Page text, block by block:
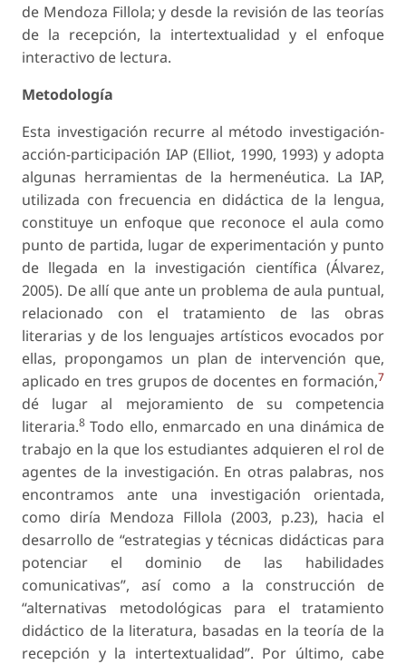
de Mendoza Fillola; y desde la revisión de las teorías
de la recepción, la intertextualidad y el enfoque
interactivo de lectura.
Metodología
Esta investigación recurre al método investigación-
acción-participación IAP (Elliot, 1990, 1993) y adopta
algunas herramientas de la hermenéutica. La IAP,
utilizada con frecuencia en didáctica de la lengua,
constituye un enfoque que reconoce el aula como
punto de partida, lugar de experimentación y punto
de llegada en la investigación científica (Álvarez,
2005). De allí que ante un problema de aula puntual,
relacionado con el tratamiento de las obras
literarias y de los lenguajes artísticos evocados por
ellas, propongamos un plan de intervención que,
aplicado en tres grupos de docentes en formación,7
dé lugar al mejoramiento de su competencia
literaria.8 Todo ello, enmarcado en una dinámica de
trabajo en la que los estudiantes adquieren el rol de
agentes de la investigación. En otras palabras, nos
encontramos ante una investigación orientada,
como diría Mendoza Fillola (2003, p.23), hacia el
desarrollo de “estrategias y técnicas didácticas para
potenciar el dominio de las habilidades
comunicativas”, así como a la construcción de
“alternativas metodológicas para el tratamiento
didáctico de la literatura, basadas en la teoría de la
recepción y la intertextualidad”. Por último, cabe